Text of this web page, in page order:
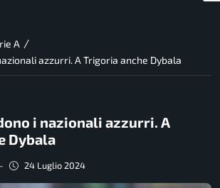
A /
azzurri. A Trigoria anche Dybala
i nazionali azzurri. A
Dybala
- 24 Luglio 2024